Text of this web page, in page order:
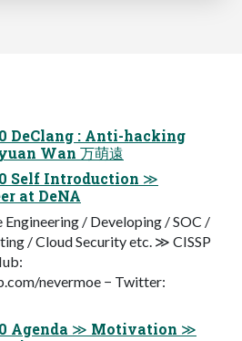
DeClang : Anti-hacking
Wan 万萌遠
Self Introduction ≫
at DeNA
/ Developing / SOC /
/ Cloud Security etc. ≫ CISSP
nevermoe − Twitter:
Agenda ≫ Motivation ≫